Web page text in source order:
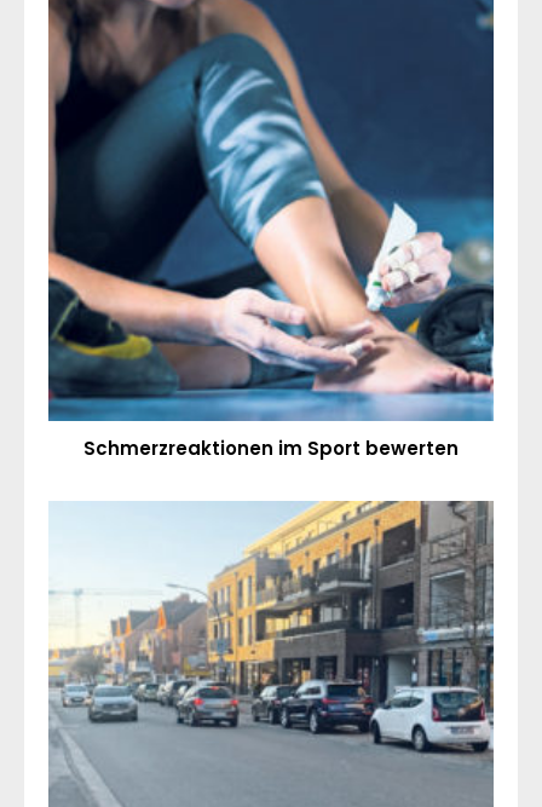
Schmerzreaktionen im Sport bewerten